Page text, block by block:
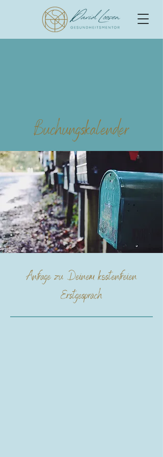
Buchungskalender
Anfrage zu Deinem kostenfreien
Erstgespräch